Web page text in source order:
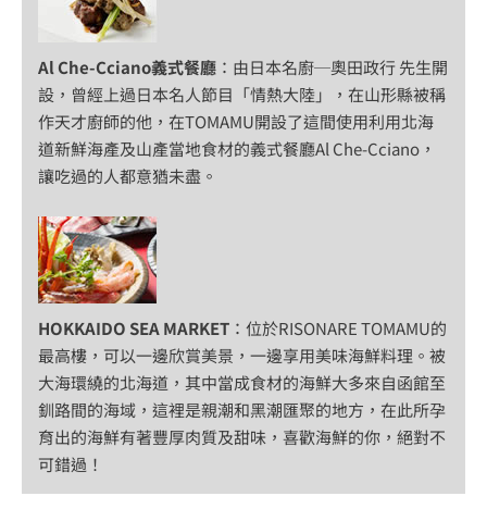
Al Che-Cciano義式餐廳 ：由日本名廚─奧田政行 先生開
設，曾經上過日本名人節目「情熱大陸」，在山形縣被稱
作天才廚師的他，在TOMAMU開設了這間使用利用北海
道新鮮海產及山產當地食材的義式餐廳Al Che-Cciano，
讓吃過的人都意猶未盡。
HOKKAIDO SEA MARKET ：位於RISONARE TOMAMU的
最高樓，可以一邊欣賞美景，一邊享用美味海鮮料理。被
大海環繞的北海道，其中當成食材的海鮮大多來自函館至
釧路間的海域，這裡是親潮和黑潮匯聚的地方，在此所孕
育出的海鮮有著豐厚肉質及甜味，喜歡海鮮的你，絕對不
可錯過！